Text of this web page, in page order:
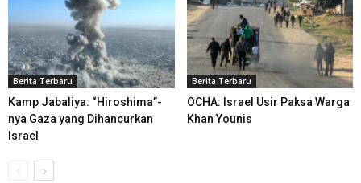
Berita Terbaru
Kamp Jabaliya: “Hiroshima”-
nya Gaza yang Dihancurkan
Israel
Berita Terbaru
OCHA: Israel Usir Paksa Warga
Khan Younis